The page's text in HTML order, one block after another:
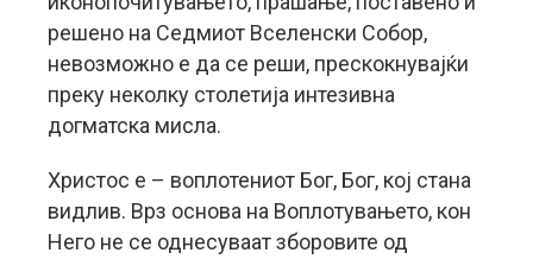
решено на Седмиот Вселенски Собор,
невозможно е да се реши, прескокнувајќи
преку неколку столетија интезивна
догматска мисла.
Христос е – воплотениот Бог, Бог, кој стана
видлив. Врз основа на Воплотувањето, кон
Него не се однесуваат зборовите од